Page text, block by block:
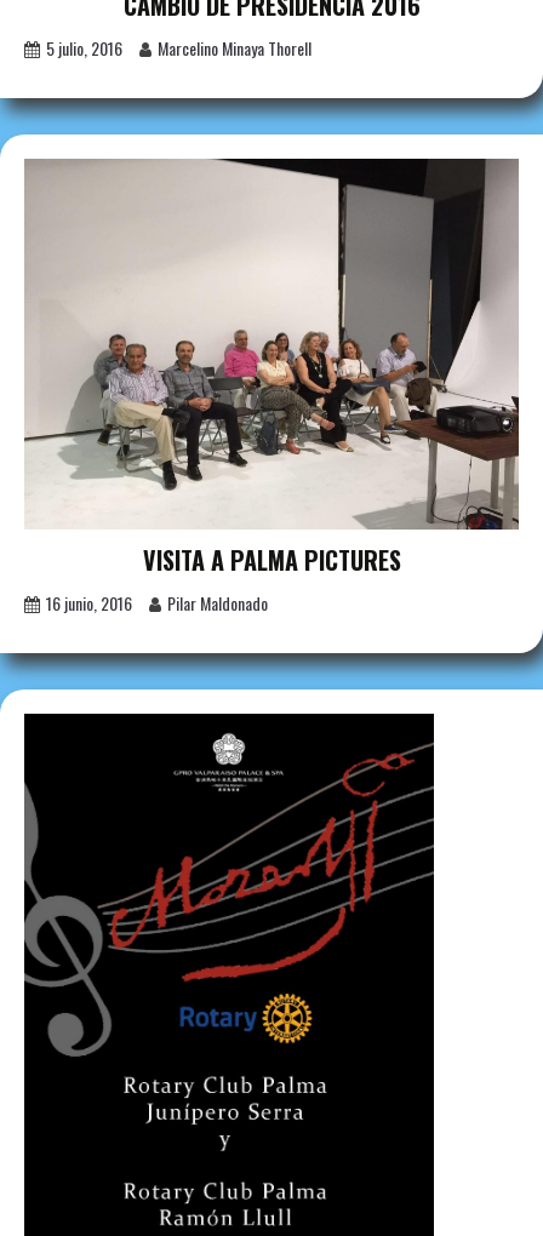
5 julio, 2016 Marcelino Minaya Thorell
VISITA A PALMA PICTURES
16 junio, 2016 Pilar Maldonado